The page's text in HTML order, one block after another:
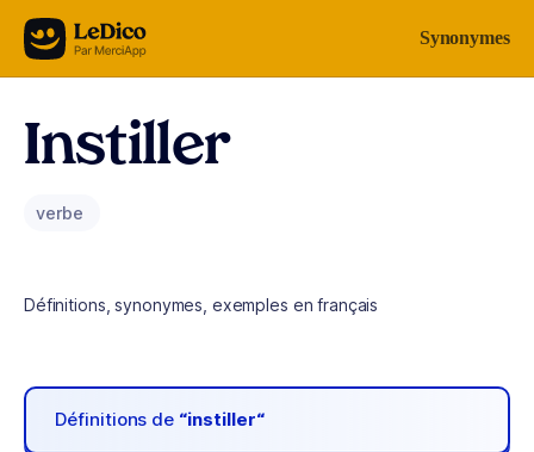
Aller au contenu Synonymes
Instiller
verbe
Définitions, synonymes, exemples en français
Définitions de “instiller“